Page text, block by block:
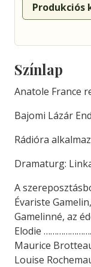
Produkciós
Színlap
Anatole France
Bajomi Lázár
Rádióra
Dramaturg:
A
Évariste
Gamelinné, az
Elodie
Maurice
Louise